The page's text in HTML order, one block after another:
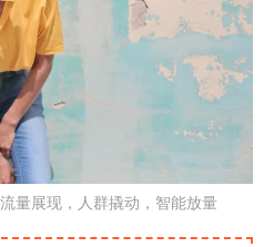
量展现，人群撬动，智能放量